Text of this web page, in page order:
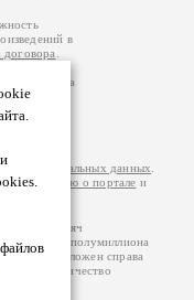
в
договора
авторам
возможна
за
на
персональных данных
информацию о портале и
100 тысяч
более полумиллиона
расположен справа
цифры: количество